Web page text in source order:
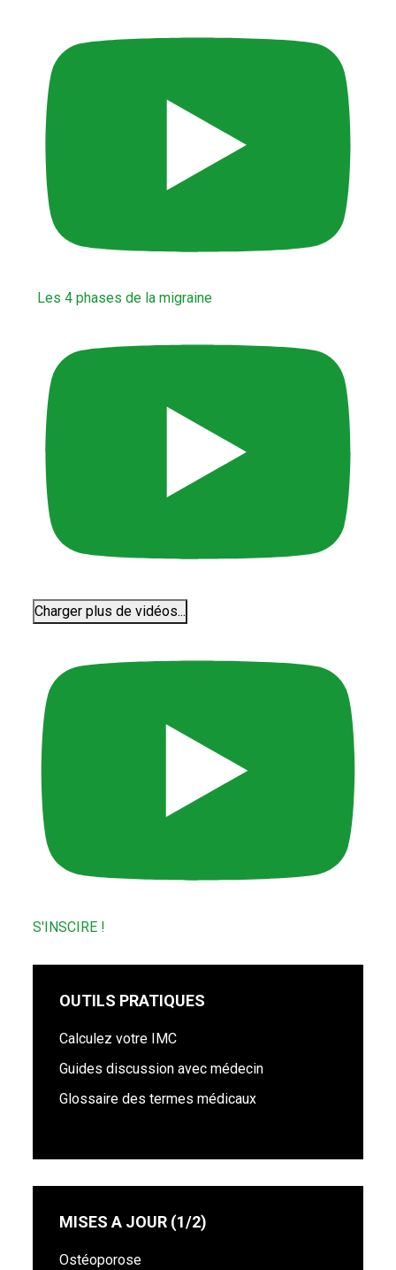
Les 4 phases de la migraine
Charger plus de vidéos...
S'INSCIRE !
OUTILS PRATIQUES
Calculez votre IMC
Guides discussion avec médecin
Glossaire des termes médicaux
MISES A JOUR (1/2)
Ostéoporose